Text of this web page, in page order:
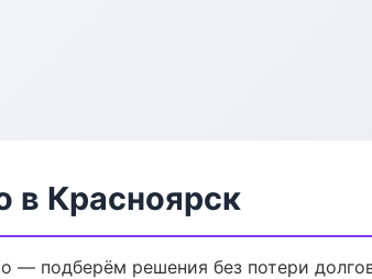
в Красноярск
— подберём решения без потери